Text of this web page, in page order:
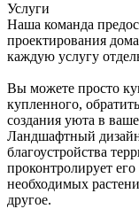
Услуги
Наша команда
проектирования
каждую услугу
Вы можете просто
купленного,
создания уюта в
Ландшафтный
благоустройства
проконтролирует
необходимых
другое.